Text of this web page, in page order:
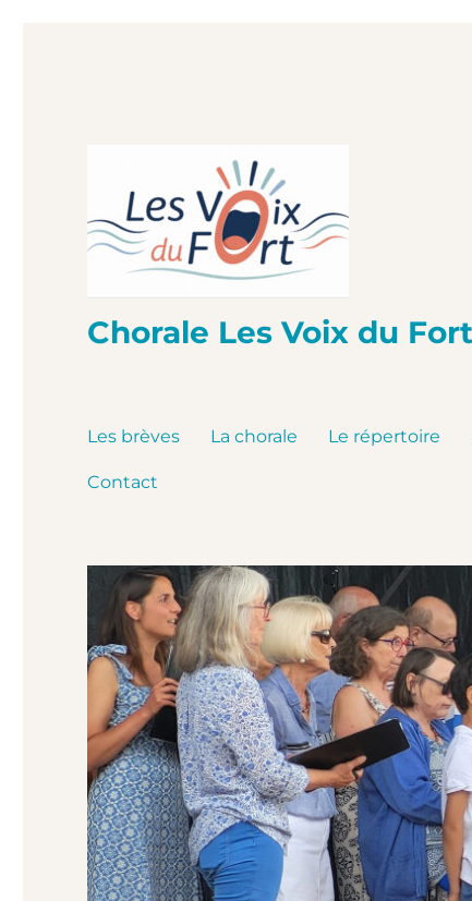
Chorale Les Voix du Fort
Les brèves La chorale Le répertoire
Contact